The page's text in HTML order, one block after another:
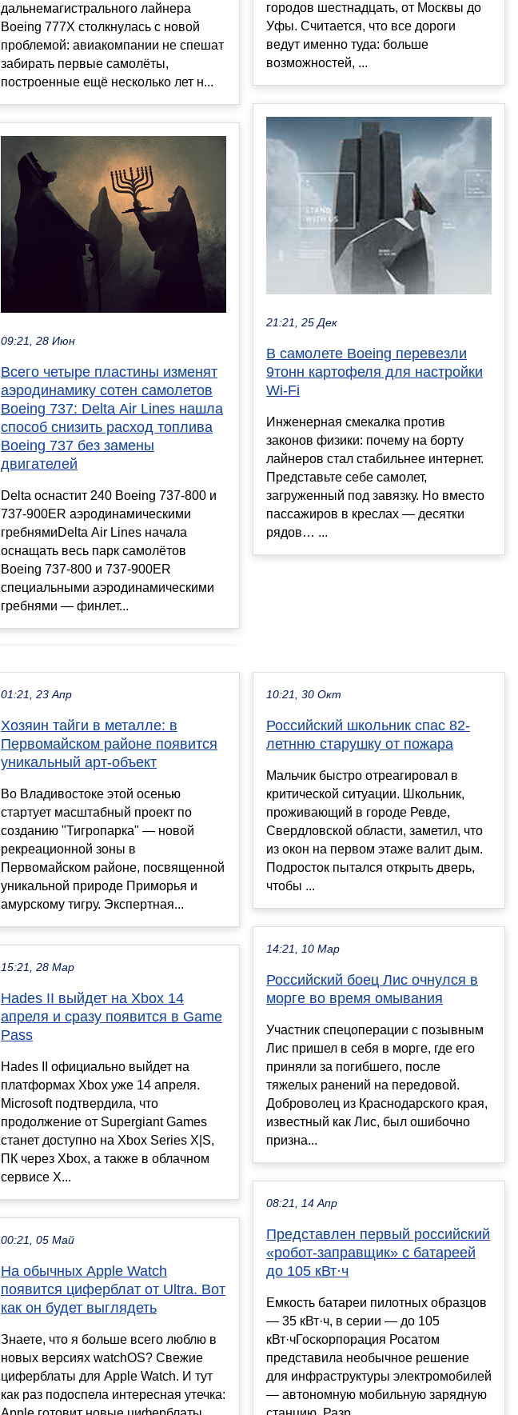
дальнемагистрального лайнера
Boeing 777X столкнулась с новой
проблемой: авиакомпании не спешат
забирать первые самолёты,
построенные ещё несколько лет н...
09:21, 28 Июн
Всего четыре пластины изменят
аэродинамику сотен самолетов
Boeing 737: Delta Air Lines нашла
способ снизить расход топлива
Boeing 737 без замены
двигателей
Delta оснастит 240 Boeing 737-800 и
737-900ER аэродинамическими
гребнямиDelta Air Lines начала
оснащать весь парк самолётов
Boeing 737-800 и 737-900ER
специальными аэродинамическими
гребнями — финлет...
городов шестнадцать, от Москвы до
Уфы. Считается, что все дороги
ведут именно туда: больше
возможностей, ...
21:21, 25 Дек
В самолете Boeing перевезли
9тонн картофеля для настройки
Wi-Fi
Инженерная смекалка против
законов физики: почему на борту
лайнеров стал стабильнее интернет.
Представьте себе самолет,
загруженный под завязку. Но вместо
пассажиров в креслах — десятки
рядов… ...
01:21, 23 Апр
Хозяин тайги в металле: в
Первомайском районе появится
уникальный арт-объект
Во Владивостоке этой осенью
стартует масштабный проект по
созданию "Тигропарка" — новой
рекреационной зоны в
Первомайском районе, посвященной
уникальной природе Приморья и
амурскому тигру. Экспертная...
15:21, 28 Мар
Hades II выйдет на Xbox 14
апреля и сразу появится в Game
Pass
Hades II официально выйдет на
платформах Xbox уже 14 апреля.
Microsoft подтвердила, что
продолжение от Supergiant Games
станет доступно на Xbox Series X|S,
ПК через Xbox, а также в облачном
сервисе X...
00:21, 05 Май
На обычных Apple Watch
появится циферблат от Ultra. Вот
как он будет выглядеть
Знаете, что я больше всего люблю в
новых версиях watchOS? Свежие
циферблаты для Apple Watch. И тут
как раз подоспела интересная утечка:
10:21, 30 Окт
Российский школьник спас 82-
летнню старушку от пожара
Мальчик быстро отреагировал в
критической ситуации. Школьник,
проживающий в городе Ревде,
Свердловской области, заметил, что
из окон на первом этаже валит дым.
Подросток пытался открыть дверь,
чтобы ...
14:21, 10 Мар
Российский боец Лис очнулся в
морге во время омывания
Участник спецоперации с позывным
Лис пришел в себя в морге, где его
приняли за погибшего, после
тяжелых ранений на передовой.
Доброволец из Краснодарского края,
известный как Лис, был ошибочно
призна...
08:21, 14 Апр
Представлен первый российский
«робот-заправщик» с батареей
до 105 кВт·ч
Емкость батареи пилотных образцов
— 35 кВт·ч, в серии — до 105
кВт·чГоскорпорация Росатом
представила необычное решение
для инфраструктуры электромобилей
— автономную мобильную зарядную